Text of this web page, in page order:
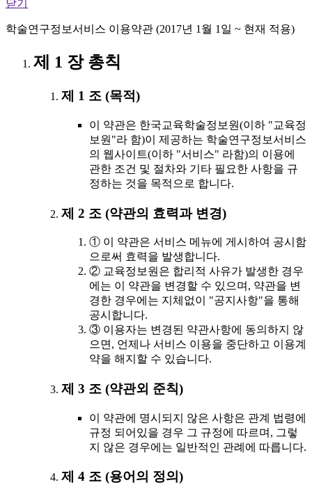
닫기
학술연구정보서비스 이용약관 (2017년 1월 1일 ~ 현재 적용)
제 1 장 총칙
제 1 조 (목적)
이 약관은 한국교육학술정보원(이하 "교육정
보원"라 함)이 제공하는 학술연구정보서비스
의 웹사이트(이하 "서비스" 라함)의 이용에
관한 조건 및 절차와 기타 필요한 사항을 규
정하는 것을 목적으로 합니다.
제 2 조 (약관의 효력과 변경)
① 이 약관은 서비스 메뉴에 게시하여 공시함
으로써 효력을 발생합니다.
② 교육정보원은 합리적 사유가 발생한 경우
에는 이 약관을 변경할 수 있으며, 약관을 변
경한 경우에는 지체없이 "공지사항"을 통해
공시합니다.
③ 이용자는 변경된 약관사항에 동의하지 않
으면, 언제나 서비스 이용을 중단하고 이용계
약을 해지할 수 있습니다.
제 3 조 (약관외 준칙)
이 약관에 명시되지 않은 사항은 관계 법령에
규정 되어있을 경우 그 규정에 따르며, 그렇
지 않은 경우에는 일반적인 관례에 따릅니다.
제 4 조 (용어의 정의)